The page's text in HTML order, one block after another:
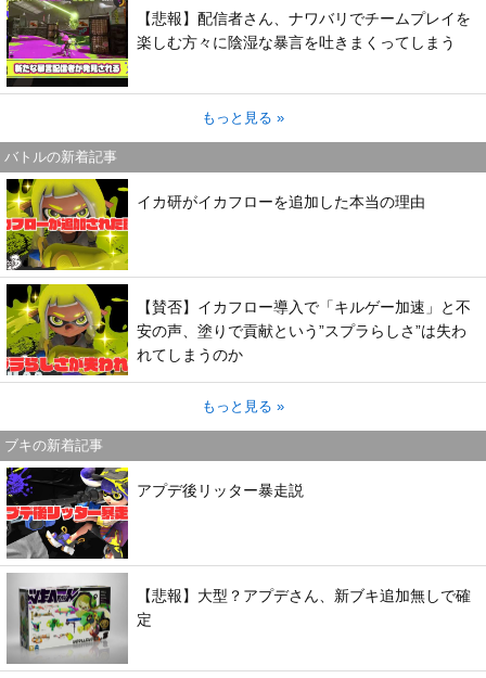
【悲報】配信者さん、ナワバリでチームプレイを
楽しむ方々に陰湿な暴言を吐きまくってしまう
もっと見る »
バトルの新着記事
イカ研がイカフローを追加した本当の理由
【賛否】イカフロー導入で「キルゲー加速」と不
安の声、塗りで貢献という”スプラらしさ”は失わ
れてしまうのか
もっと見る »
ブキの新着記事
アプデ後リッター暴走説
【悲報】大型？アプデさん、新ブキ追加無しで確
定